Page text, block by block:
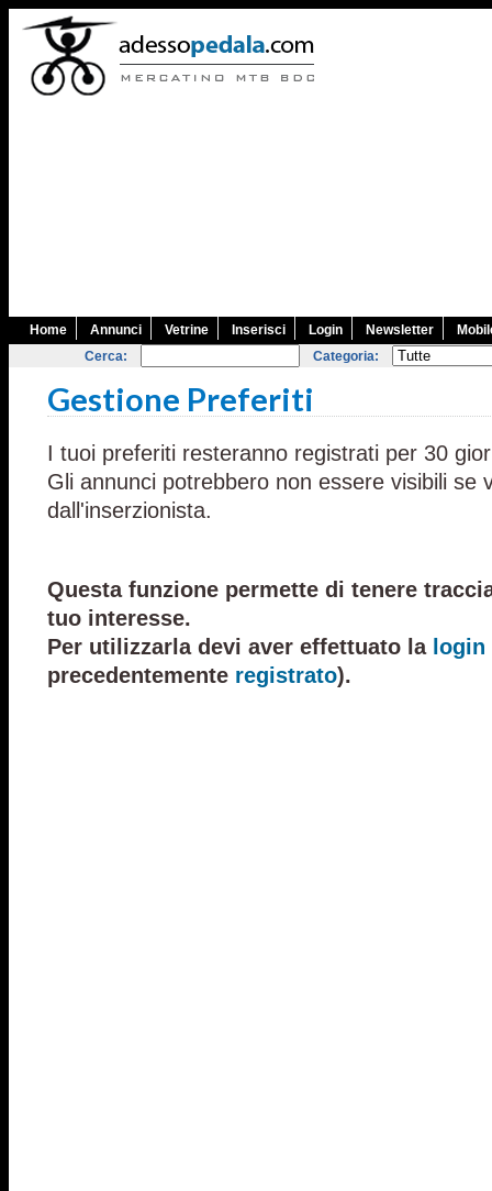
Home Annunci Vetrine Inserisci Login Newsletter
Cerca:
Categoria:
Gestione Preferiti
I tuoi preferiti resteranno registrati per 30
Gli annunci potrebbero non essere visibili se
dall'inserzionista.
Questa funzione permette di tenere
tuo interesse.
Per utilizzarla devi aver effettuato la login
precedentemente registrato).